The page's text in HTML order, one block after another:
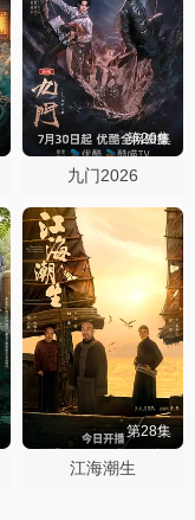
第20集
九门2026
第28集
江海潮生